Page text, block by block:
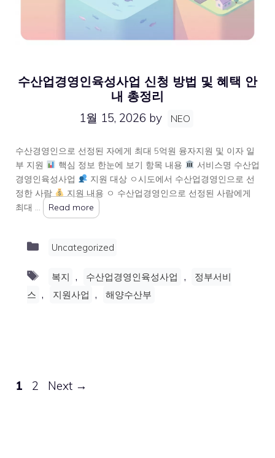
수산업경영인육성사업 신청 방법 및 혜택 안
내 총정리
1월 15, 2026 by NEO
수산경영인으로 선정된 자에게 최대 5억원 융자지원 및 이자 일
부 지원
핵심 정보 한눈에 보기 항목 내용
서비스명 수산업
경영인육성사업
지원 대상 ㅇ시도에서 수산업경영인으로 선
정한 사람
지원 내용 ㅇ 수산업경영인으로 선정된 사람에게
최대 …
Read more
Categories
Uncategorized
Tags
복지 , 수산업경영인육성사업 ,
정부서비
스 , 지원사업 , 해양수산부
Page
1 Page
2 Next →